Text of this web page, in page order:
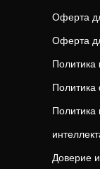
Оферта
Оферта
Политика
Политика
Доверие